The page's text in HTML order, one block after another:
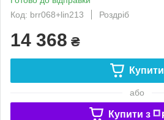
Код: brr068+lin213
Роздріб
14 368 ₴
Купити
або
Купити з